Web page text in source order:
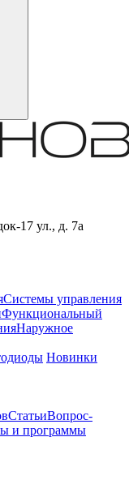
17 ул., д. 7а
Системы управления
Функциональный
Наружное
Новинки
СтатьиВопрос-
и программы